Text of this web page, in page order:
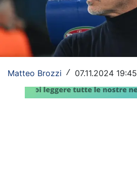
Europa League
Altri Sport
Formula 1
Tennis
Vela
Matteo Brozzi / 07.11.2024 19:45